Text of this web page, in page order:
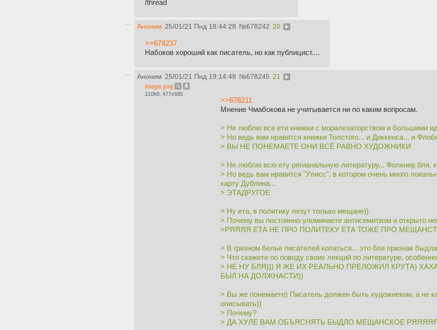
/thread
Аноним 25/01/21 Пнд 18:44:28 №678242 20
>>678237
Набоков хороший как писатель, но как публицист....
Аноним 25/01/21 Пнд 19:14:48 №678245 21
image.png
210Кб, 477x685
>>678211
Мнение Чмабокова не учитывается ни по каким вопросам.
> Не люблю все ети книжки с моралезаторством и большими
> Но ведь вам нравятся книжки Толстого... и Диккенса... и
> ВЫ НЕ ПОНЕМАЕТЕ ОНИ ВСЁ РАВНО ХУДОЖНИКИ
> Не люблю всю ету регианальную литературу... Фолкнер бля,
> Но ведь вам нравится "Улисс", в котором очень много
карту Дублина...
> ЭТАДРУГОЕ
> Ну ета, в политику лезут только мещане))
> Почему вы постоянно упоминаете антисемитизм и открыто
>РЯЯЯЯ ЕТА НЕ ПРО ПОЛИТЕКУ ЕТА ТОЖЕ ПРО
> В грязном белье писателей копаться... это бля признак
> Что скажете по поводу своих лекций по литературе,
> НЕ НУ БЛЯ))) Я ЖЕ ИХ РЕАЛЬНО ПРЕЛОЖИЛ КРУТА)
БЫЛ НА ДОЛЖНАСТИ))
> Вы же понемаете) Писатель должен быть художнеком, а не
описывать))
> Почему?
> ДА ХУЛЕ ВАМ ОБЪЯСНЯТЬ БЫДЛО МЕЩАНСКОЕ